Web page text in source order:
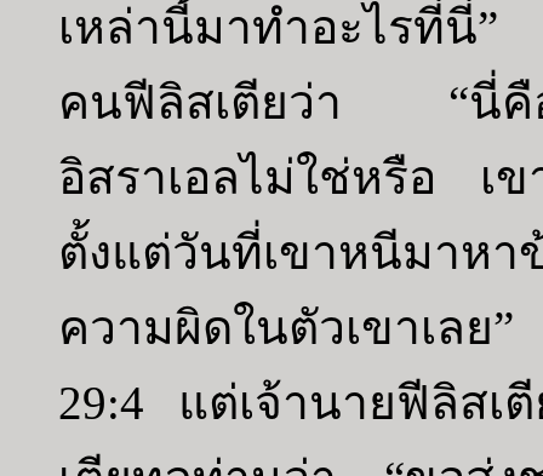
เหล่านี้มาทำอะไรที่นี่
คนฟีลิสเตียว่า “นี่คือ
อิสราเอลไม่ใช่หรือ เข
ตั้งแต่วันที่เขาหนีมา
ความผิดในตัวเขาเลย”
29:4 แต่เจ้านายฟีลิสเ